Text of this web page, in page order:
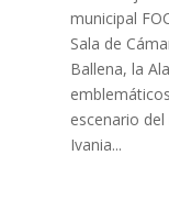
municipal
Sala de
Ballena, la
escenario
Ivania...